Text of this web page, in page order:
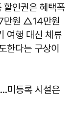
할인권은 혜택폭
만원 △14만원
여행 대신 체류
한다는 구상이
미등록 시설은